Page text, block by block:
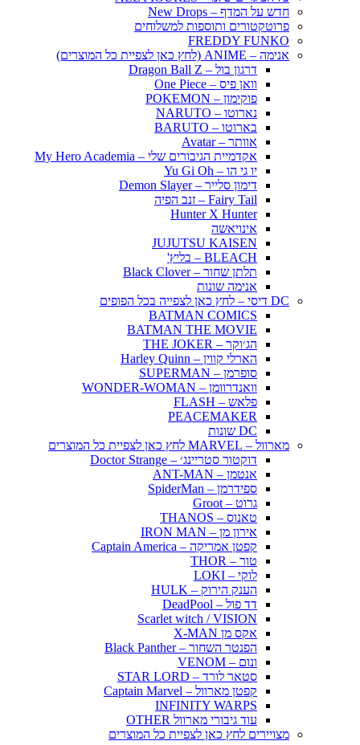
חדש על המדף – New Drops
פרוטקטורים ותוספות למשלוחים
FREDDY FUNKO
אנימה – ANIME (לחץ כאן לצפיית כל המוצרים)
דרגון בול – Dragon Ball Z
וואן פיס – One Piece
פוקימון – POKEMON
נארוטו – NARUTO
בארוטו – BARUTO
אוותר – Avatar
אקדמיית הגיבורים שלי – My Hero Academia
יו גי הו – Yu Gi Oh
דימון סלייר – Demon Slayer
Fairy Tail – זנב הפיה
Hunter X Hunter
אינויאשה
JUJUTSU KAISEN
BLEACH – בליץ'
תלתן שחור – Black Clover
אנימה שונות
DC דיסי – לחץ כאן לצפייה בכל הפופים
BATMAN COMICS
BATMAN THE MOVIE
הג׳וקר – THE JOKER
הארלי קווין – Harley Quinn
סופרמן – SUPERMAN
וואנדרוומן – WONDER-WOMAN
פלאש – FLASH
PEACEMAKER
DC שונות
מארוול – MARVEL לחץ כאן לצפיית כל המוצרים
דוקטור סטריינג׳ – Doctor Strange
אנטמן – ANT-MAN
ספידרמן – SpiderMan
גרוט – Groot
טאנוס – THANOS
אירון מן – IRON MAN
קפטן אמריקה – Captain America
טור – THOR
לוקי – LOKI
הענק הירוק – HULK
דד פול – DeadPool
Scarlet witch / VISION
אקס מן X-MAN
הפנטר השחור – Black Panther
ונום – VENOM
סטאר לורד – STAR LORD
קפטן מארוול – Captain Marvel
INFINITY WARPS
עוד גיבורי מארוול OTHER
מצויירים לחץ כאן לצפיית כל המוצרים